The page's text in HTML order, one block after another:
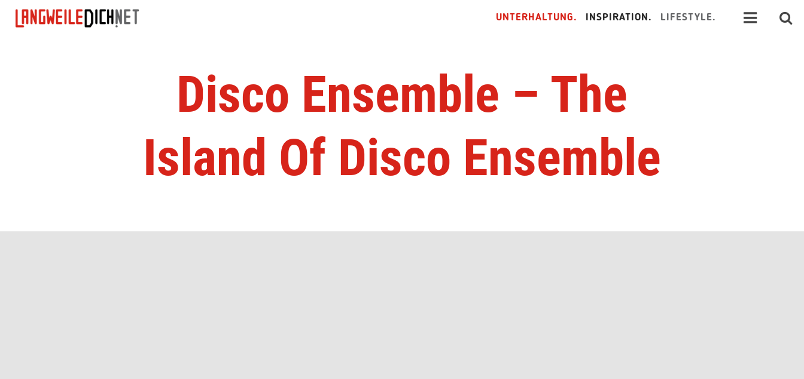
UNTERHALTUNG. INSPIRATION. LIFESTYLE.
Disco Ensemble – The
Island Of Disco Ensemble